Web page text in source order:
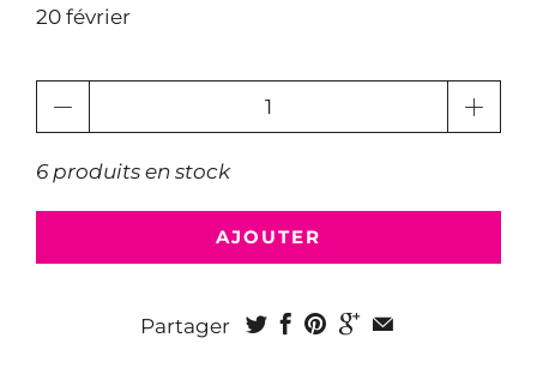
20 février
6 produits en stock
AJOUTER
Partager